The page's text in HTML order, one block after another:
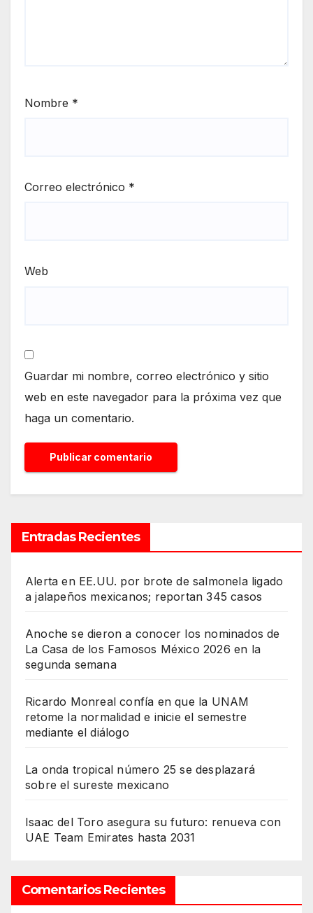
Nombre *
Correo electrónico *
Web
Guardar mi nombre, correo electrónico y sitio
web en este navegador para la próxima vez que
haga un comentario.
Entradas Recientes
Alerta en EE.UU. por brote de salmonela ligado
a jalapeños mexicanos; reportan 345 casos
Anoche se dieron a conocer los nominados de
La Casa de los Famosos México 2026 en la
segunda semana
Ricardo Monreal confía en que la UNAM
retome la normalidad e inicie el semestre
mediante el diálogo
La onda tropical número 25 se desplazará
sobre el sureste mexicano
Isaac del Toro asegura su futuro: renueva con
UAE Team Emirates hasta 2031
Comentarios Recientes